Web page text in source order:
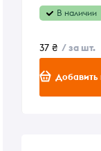
В наличии
37 ₴ / за шт.
Добавить